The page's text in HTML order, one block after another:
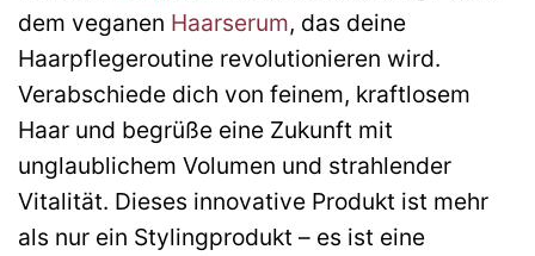
dem veganen Haarserum, das deine
Haarpflegeroutine revolutionieren wird.
Verabschiede dich von feinem, kraftlosem
Haar und begrüße eine Zukunft mit
unglaublichem Volumen und strahlender
Vitalität. Dieses innovative Produkt ist mehr
als nur ein Stylingprodukt – es ist eine